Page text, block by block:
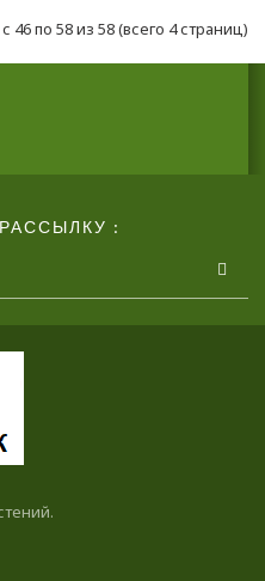
46 по 58 из 58 (всего 4 страниц)
: